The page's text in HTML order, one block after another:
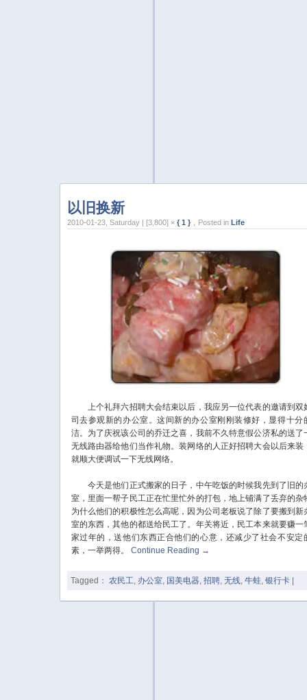
以旧换新
2010-01-23, Saturday | [3,800] ×{ 1 } ，Posted inLife
上个礼拜六招聘大会结束以后，我应另一位代表的邀请到双
司去参观新的办公室。这间新的办公室刚刚装修好，显得十分
洁。为了庆祝该公司的乔迁之喜，我前不久特意假公济私的送了
无线路由器给他们当作礼物。装网络的人正好招聘大会以后来装
就顺大便调试一下无线网络。
今天是他们正式搬家的日子，中午吃饭的时候我先到了旧的
室，里面一帮子民工正在忙里忙外的打包，地上铺满了丢弃的杂
为什么他们的积极性怎么高呢，因为公司老板说了除了要搬到新
室的东西，其他的都送给民工了。年关将近，民工本来就要赚一
家过年的，送他们东西正合他们的心意，还减少了社会不安定
素，一举两得。
Continue Reading →
Tagged： 农民工 办公室 国美电器 ,招聘 ,无线 ,牛蛙 ,银行卡 |